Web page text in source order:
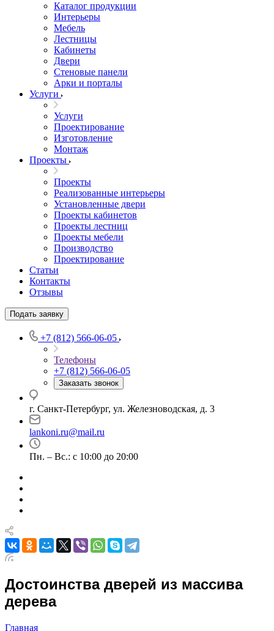
Каталог продукции
Интерьеры
Мебель
Лестницы
Кабинеты
Двери
Стеновые панели
Арки и порталы
Услуги
Услуги
Проектирование
Изготовление
Монтаж
Проекты
Проекты
Реализованные интерьеры
Установленные двери
Проекты кабинетов
Проекты лестниц
Проекты мебели
Производство
Проектирование
Статьи
Контакты
Отзывы
Подать заявку
+7 (812) 566-06-05
Телефоны
+7 (812) 566-06-05
Заказать звонок
г. Санкт-Петербург, ул. Железноводская, д. 3
lankoni.ru@mail.ru
Пн. – Вс.: с 10:00 до 20:00
Достоинства дверей из массива
дерева
Главная